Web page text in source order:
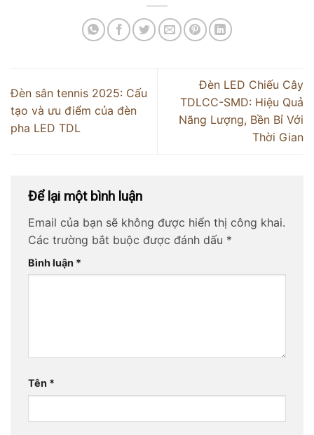
Đèn sân tennis 2025: Cấu
tạo và ưu điểm của đèn
pha LED TDL
Đèn LED Chiếu Cây
TDLCC-SMD: Hiệu Quả
Năng Lượng, Bền Bỉ Với
Thời Gian
Để lại một bình luận
Email của bạn sẽ không được hiển thị công khai.
Các trường bắt buộc được đánh dấu *
Bình luận *
Tên *